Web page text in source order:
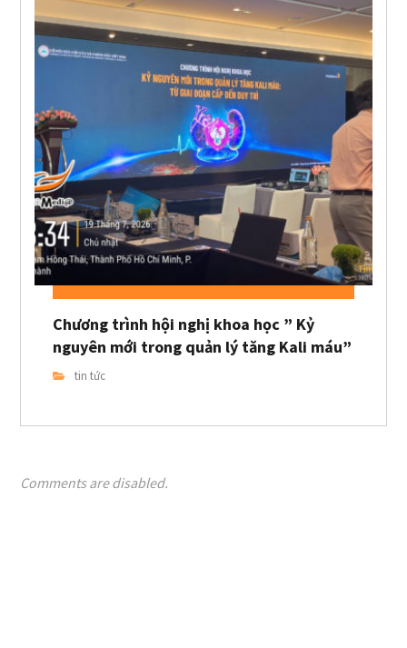
Chương trình hội nghị khoa học ” Kỷ
nguyên mới trong quản lý tăng Kali máu”
tin tức
Comments are disabled.